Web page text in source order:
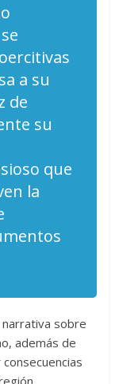
a su
de
su
que
la
sobre
además de